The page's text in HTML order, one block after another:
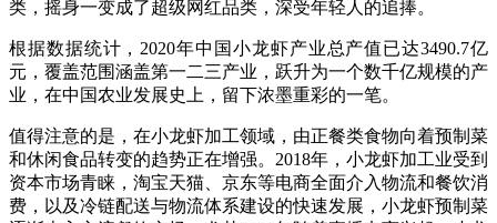
类，摇身一变成了超级网红品类，深受年轻人的追捧。
根据数据统计，2020年中国小龙虾产业总产值已达3490.7亿
元，覆盖范围涵盖第一二三产业，跃升为一个数千亿规模的产
业，在中国农业发展史上，留下浓墨重彩的一笔。
值得注意的是，在小龙虾加工领域，由正餐类食物向着预制菜
和休闲食品转变的趋势正在增强。2018年，小龙虾加工业受到
资本市场青睐，淘宝天猫、京东等电商全面介入物流和餐饮消
费，以及冷链配送与物流体系建设的快速发展，小龙虾预制菜